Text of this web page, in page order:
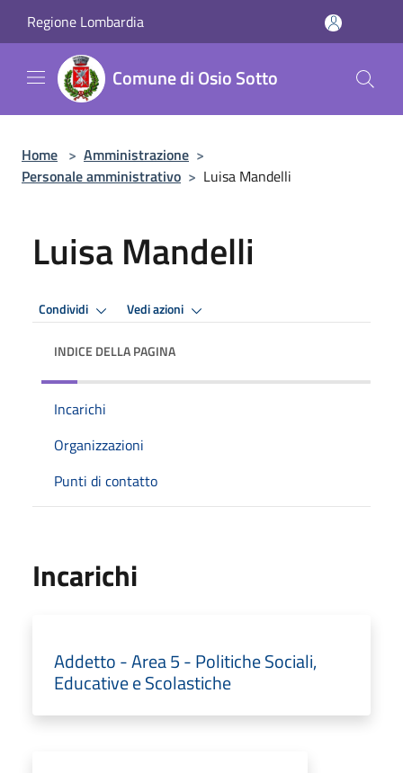
Regione Lombardia
Comune di Osio Sotto
Home > Amministrazione >
Personale amministrativo > Luisa Mandelli
Luisa Mandelli
Condividi Vedi azioni
INDICE DELLA PAGINA
Incarichi
Organizzazioni
Punti di contatto
Incarichi
Addetto - Area 5 - Politiche Sociali,
Educative e Scolastiche